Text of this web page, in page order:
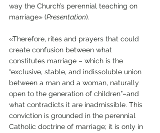
way the Church’s perennial teaching on
marriage» (Presentation).
«Therefore, rites and prayers that could
create confusion between what
constitutes marriage – which is the
“exclusive, stable, and indissoluble union
between a man and a woman, naturally
open to the generation of children”–and
what contradicts it are inadmissible. This
conviction is grounded in the perennial
Catholic doctrine of marriage; it is only in